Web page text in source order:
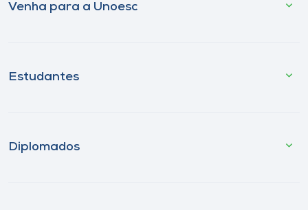
Venha para a Unoesc
Estudantes
Diplomados